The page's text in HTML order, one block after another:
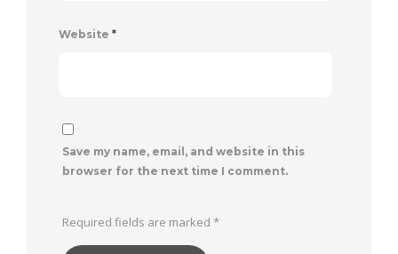
Website *
Save my name, email, and website in this
browser for the next time I comment.
Required fields are marked *